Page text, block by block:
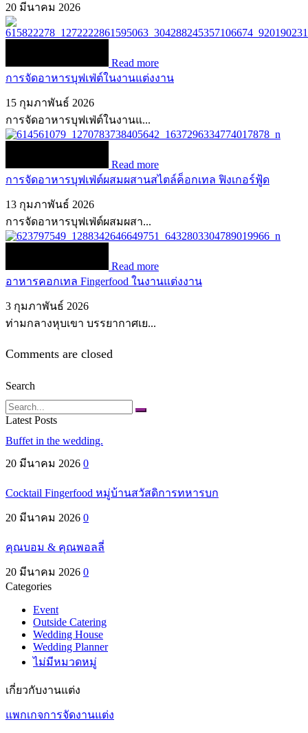
20 มีนาคม 2026
Read more
การจัดอาหารบุฟเฟ่ต์ในงานแต่งงาน
15 กุมภาพันธ์ 2026
การจัดอาหารบุฟเฟ่ต์ในงานแ...
Read more
การจัดอาหารบุฟเฟ่ต์ผสมผสานสไตล์ค็อกเทล ฟิงเกอร์ฟู้ด
13 กุมภาพันธ์ 2026
การจัดอาหารบุฟเฟ่ต์ผสมผสา...
Read more
อาหารคอกเทล Fingerfood ในงานแต่งงาน
3 กุมภาพันธ์ 2026
ท่ามกลางหุบเขา บรรยากาศเย...
Comments are closed
Search
Search
Latest Posts
Buffet in the wedding.
20 มีนาคม 2026 0
Cocktail Fingerfood หมู่บ้านสวัสดิการทหารบก
20 มีนาคม 2026 0
คุณบอม & คุณพอลลี่
20 มีนาคม 2026 0
Categories
Event
Outside Catering
Wedding House
Wedding Planner
ไม่มีหมวดหมู่
เกี่ยวกับงานแต่ง
แพกเกจการจัดงานแต่ง